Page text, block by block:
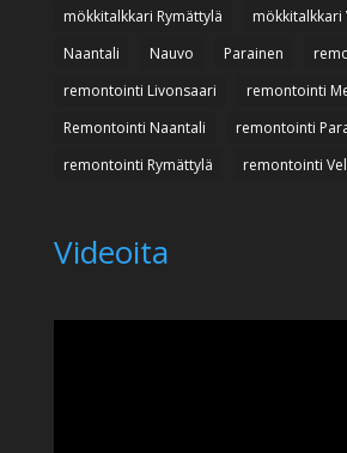
mökkitalkkari Rymättylä
mökkitalkkari
Naantali
Nauvo Parainen
remontointi Livonsaari
remontointi
Remontointi Naantali
remontointi
remontointi Rymättylä
remontointi
Videoita